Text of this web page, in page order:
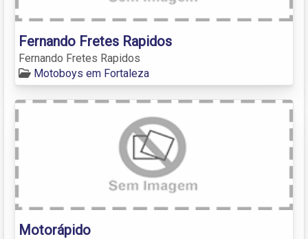
Fernando Fretes Rapidos
Fernando Fretes Rapidos
Motoboys em Fortaleza
Motorápido